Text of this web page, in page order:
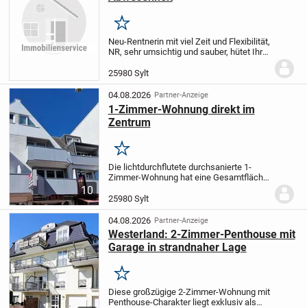
Merken
Neu-Rentnerin mit viel Zeit und Flexibilität,
NR, sehr umsichtig und sauber, hütet Ihre
Dauerhaft oder auf Zeit.
25980 Sylt
10
04.08.2026 Partner-Anzeige
1-Zimmer-Wohnung direkt im
Zentrum
Merken
Die lichtdurchflutete durchsanierte 1-
Zimmer-Wohnung hat eine Gesamtfläche
des gepflegten Appartementhauses und
ist zur Südseite ausgerichtet.Der...
25980 Sylt
04.08.2026 Partner-Anzeige
Westerland: 2-Zimmer-Penthouse mit
Garage in strandnaher Lage
Merken
Diese großzügige 2-Zimmer-Wohnung mit
Penthouse-Charakter liegt exklusiv als